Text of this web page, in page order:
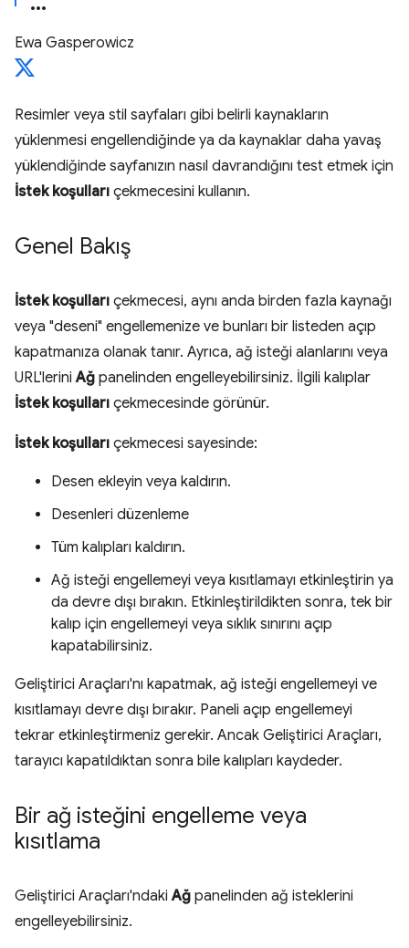
Ewa Gasperowicz
Resimler veya stil sayfaları gibi belirli kaynakların
yüklenmesi engellendiğinde ya da kaynaklar daha yavaş
yüklendiğinde sayfanızın nasıl davrandığını test etmek için
İstek koşulları çekmecesini kullanın.
Genel Bakış
İstek koşulları çekmecesi, aynı anda birden fazla kaynağı
veya "deseni" engellemenize ve bunları bir listeden açıp
kapatmanıza olanak tanır. Ayrıca, ağ isteği alanlarını veya
URL'leriniAğ panelinden engelleyebilirsiniz. İlgili kalıplar
İstek koşulları çekmecesinde görünür.
İstek koşulları çekmecesi sayesinde:
Desen ekleyin veya kaldırın.
Desenleri düzenleme
Tüm kalıpları kaldırın.
Ağ isteği engellemeyi veya kısıtlamayı etkinleştirin ya
da devre dışı bırakın. Etkinleştirildikten sonra, tek bir
kalıp için engellemeyi veya sıklık sınırını açıp
kapatabilirsiniz.
Geliştirici Araçları'nı kapatmak, ağ isteği engellemeyi ve
kısıtlamayı devre dışı bırakır. Paneli açıp engellemeyi
tekrar etkinleştirmeniz gerekir. Ancak Geliştirici Araçları,
tarayıcı kapatıldıktan sonra bile kalıpları kaydeder.
Bir ağ isteğini engelleme veya
kısıtlama
Geliştirici Araçları'ndakiAğ panelinden ağ isteklerini
engelleyebilirsiniz.